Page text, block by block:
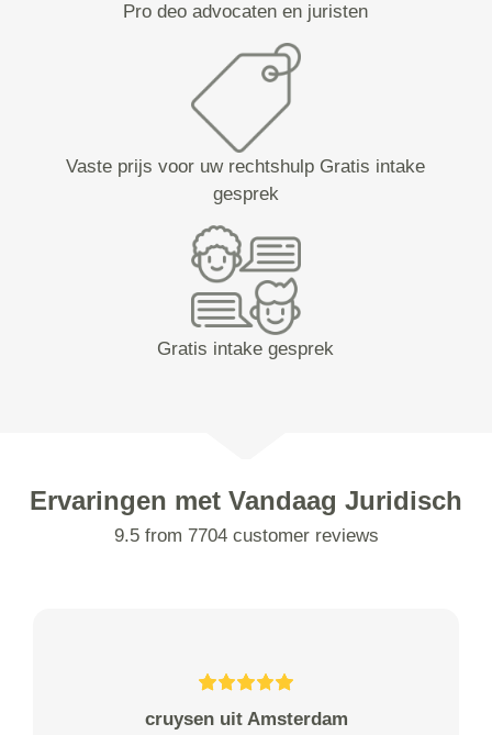
Pro deo advocaten en juristen
Vaste prijs voor uw rechtshulp Gratis intake
gesprek
Gratis intake gesprek
Ervaringen met Vandaag Juridisch
9.5 from 7704 customer reviews
cruysen uit Amsterdam